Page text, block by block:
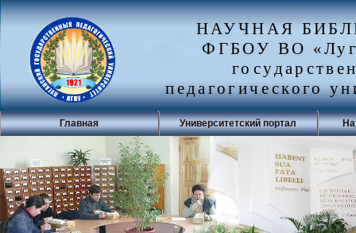
НАУЧНАЯ
ФГБОУ ВО
педагогического
Главная Университетский портал